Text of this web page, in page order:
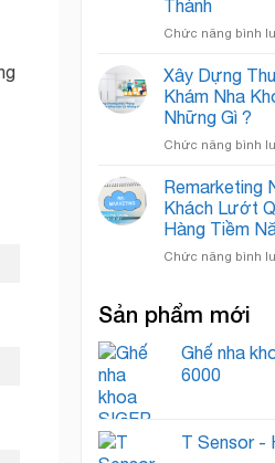
Thành
Chức năng bình
Xây Dựng
Khám Nha
Những Gì ?
Chức năng bình
Remarketing
Khách Lướt
Hàng Tiềm
Chức năng bình
Sản phẩm mới
Ghế nha
6000
T Sensor -